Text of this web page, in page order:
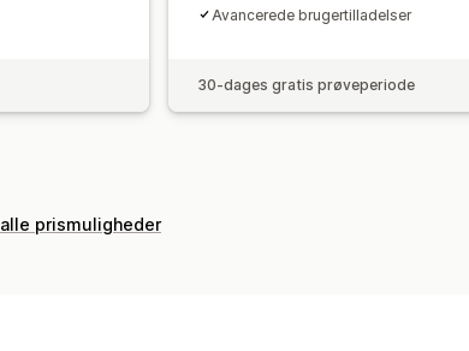
Avancerede brugertilladelser
30-dages gratis prøveperiode
prismuligheder